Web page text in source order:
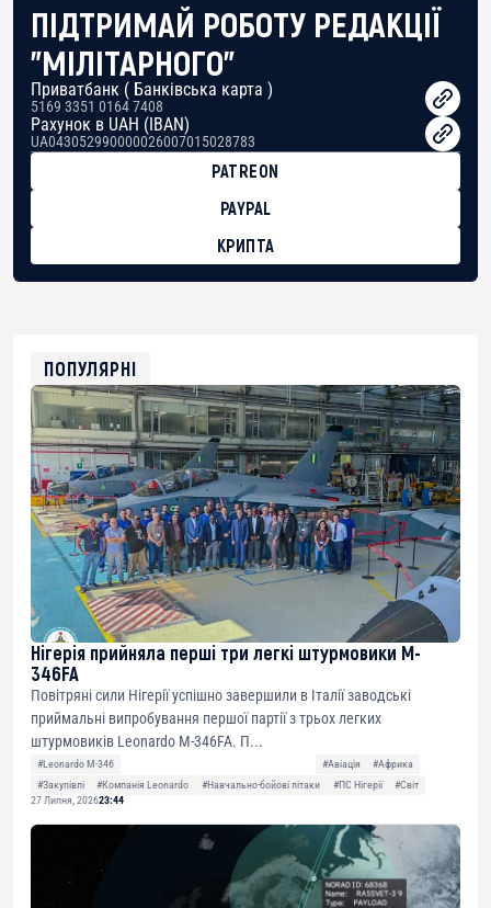
ПІДТРИМАЙ РОБОТУ РЕДАКЦІЇ
"МІЛІТАРНОГО"
Приватбанк ( Банківська карта )
5169 3351 0164 7408
Рахунок в UAH (IBAN)
UA043052990000026007015028783
PATREON
PAYPAL
КРИПТА
0xfD02863D3289416fcF50975c9DFda13623f97758
ПОПУЛЯРНІ
Нігерія прийняла перші три легкі штурмовики M-
346FA
Повітряні сили Нігерії успішно завершили в Італії заводські
приймальні випробування першої партії з трьох легких
штурмовиків Leonardo M-346FA. П...
#Leonardo M-346 #Авіація
#Африка
#Закупівлі
#Компанія Leonardo #Навчально-бойові літаки #ПС Нігерії
#Світ
27 Липня, 202623:44